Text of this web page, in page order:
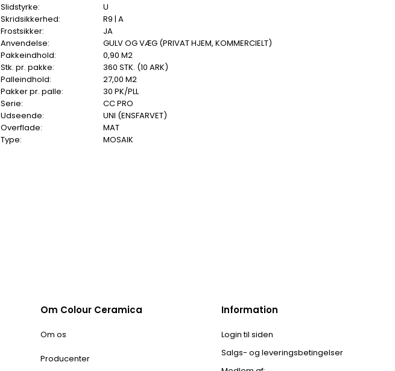
Slidstyrke:
U
Skridsikkerhed:
R9 | A
Frostsikker:
JA
Anvendelse:
GULV OG VÆG (PRIVAT HJEM, KOMMERCIELT)
Pakkeindhold:
0,90 M2
Stk. pr. pakke:
360 STK. (10 ARK)
Palleindhold:
27,00 M2
Pakker pr. palle:
30 PK/PLL
Serie:
CC PRO
Udseende:
UNI (ENSFARVET)
Overflade:
MAT
Type:
MOSAIK
Om Colour Ceramica
Om os
Producenter
Information
Login til siden
Salgs- og leveringsbetingelser